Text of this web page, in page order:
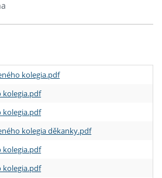
kolegia.pdf
kolegia.pdf
kolegia.pdf
kolegia děkanky.pdf
kolegia.pdf
kolegia.pdf